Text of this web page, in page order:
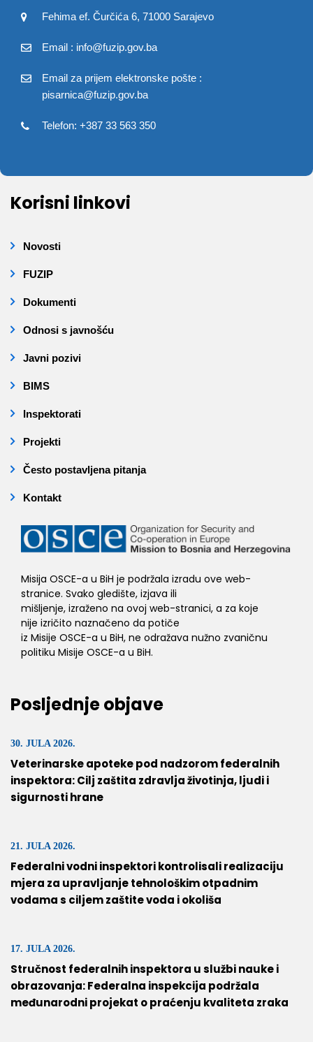
Fehima ef. Čurčića 6, 71000 Sarajevo
Email : info@fuzip.gov.ba
Email za prijem elektronske pošte :
pisarnica@fuzip.gov.ba
Telefon: +387 33 563 350
Korisni linkovi
Novosti
FUZIP
Dokumenti
Odnosi s javnošću
Javni pozivi
BIMS
Inspektorati
Projekti
Često postavljena pitanja
Kontakt
Misija OSCE-a u BiH je podržala izradu ove web-
stranice. Svako gledište, izjava ili
mišljenje, izraženo na ovoj web-stranici, a za koje
nije izričito naznačeno da potiče
iz Misije OSCE-a u BiH, ne odražava nužno zvaničnu
politiku Misije OSCE-a u BiH.
Posljednje objave
30. JULA 2026.
Veterinarske apoteke pod nadzorom federalnih
inspektora: Cilj zaštita zdravlja životinja, ljudi i
sigurnosti hrane
21. JULA 2026.
Federalni vodni inspektori kontrolisali realizaciju
mjera za upravljanje tehnološkim otpadnim
vodama s ciljem zaštite voda i okoliša
17. JULA 2026.
Stručnost federalnih inspektora u službi nauke i
obrazovanja: Federalna inspekcija podržala
međunarodni projekat o praćenju kvaliteta zraka